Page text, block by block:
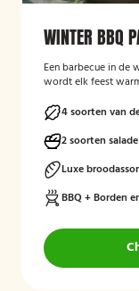
WINTER BBQ
Een barbecue in de
wordt elk feest
met een4 soorten van
2 soorten
Luxe
BBQ + Borden